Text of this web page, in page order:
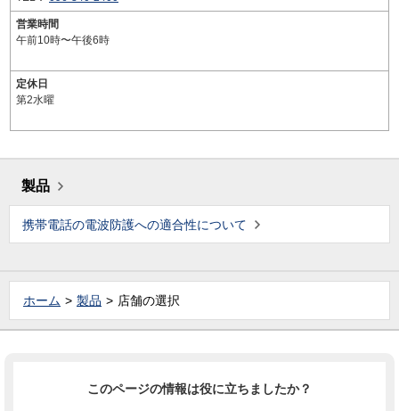
営業時間
午前10時〜午後6時
定休日
第2水曜
製品
携帯電話の電波防護への適合性について
ホーム 製品 店舗の選択
このページの情報は役に立ちましたか？